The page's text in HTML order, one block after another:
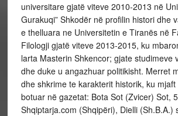
universitare gjatë viteve 2010-2013 në
Gurakuqi” Shkodër në profilin histori dhe
e thelluara ne Universitetin e Tiranës në
Filologji gjatë viteve 2013-2015, ku
larta Masterin Shkencor; gjate studimeve
dhe duke u angazhuar politikisht. Merret
dhe shkrime te karakterit historik, ku
botuar në gazetat: Bota Sot (Zvicer) Sot,
Shqiptarja.com (Shqipëri), Dielli (Sh.B.A.)